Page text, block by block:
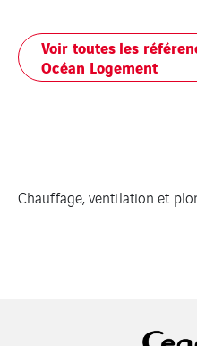
Voir toutes les
Océan Logement
Chauffage, ventilation et